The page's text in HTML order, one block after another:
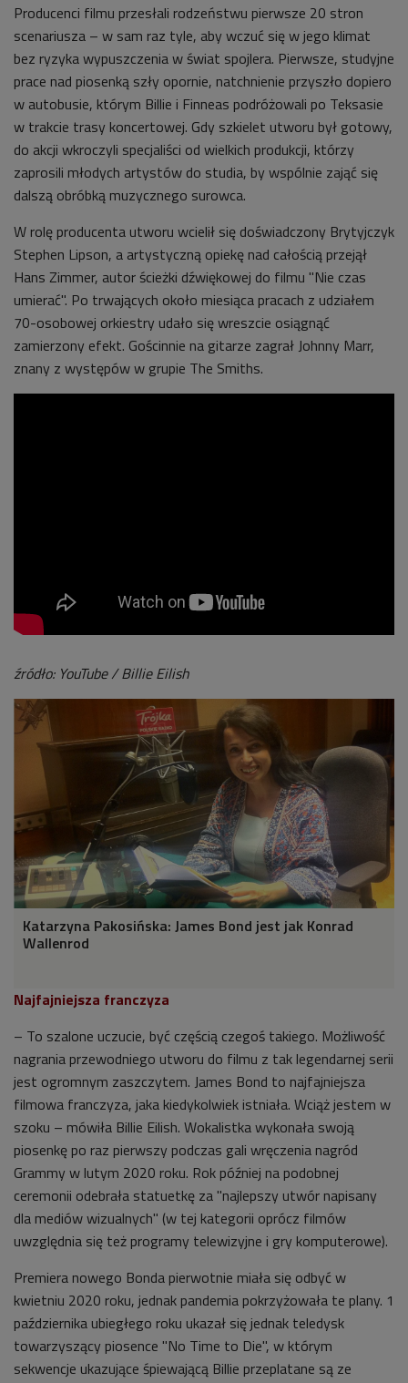
Producenci filmu przesłali rodzeństwu pierwsze 20 stron
scenariusza – w sam raz tyle, aby wczuć się w jego klimat
bez ryzyka wypuszczenia w świat spojlera. Pierwsze, studyjne
prace nad piosenką szły opornie, natchnienie przyszło dopiero
w autobusie, którym Billie i Finneas podróżowali po Teksasie
w trakcie trasy koncertowej. Gdy szkielet utworu był gotowy,
do akcji wkroczyli specjaliści od wielkich produkcji, którzy
zaprosili młodych artystów do studia, by wspólnie zająć się
dalszą obróbką muzycznego surowca.
W rolę producenta utworu wcielił się doświadczony Brytyjczyk
Stephen Lipson, a artystyczną opiekę nad całością przejął
Hans Zimmer, autor ścieżki dźwiękowej do filmu "Nie czas
umierać". Po trwających około miesiąca pracach z udziałem
70-osobowej orkiestry udało się wreszcie osiągnąć
zamierzony efekt. Gościnnie na gitarze zagrał Johnny Marr,
znany z występów w grupie The Smiths.
źródło: YouTube / Billie Eilish
Katarzyna Pakosińska: James Bond jest jak Konrad
Wallenrod
Najfajniejsza franczyza
– To szalone uczucie, być częścią czegoś takiego. Możliwość
nagrania przewodniego utworu do filmu z tak legendarnej serii
jest ogromnym zaszczytem. James Bond to najfajniejsza
filmowa franczyza, jaka kiedykolwiek istniała. Wciąż jestem w
szoku – mówiła Billie Eilish. Wokalistka wykonała swoją
piosenkę po raz pierwszy podczas gali wręczenia nagród
Grammy w lutym 2020 roku. Rok później na podobnej
ceremonii odebrała statuetkę za "najlepszy utwór napisany
dla mediów wizualnych" (w tej kategorii oprócz filmów
uwzględnia się też programy telewizyjne i gry komputerowe).
Premiera nowego Bonda pierwotnie miała się odbyć w
kwietniu 2020 roku, jednak pandemia pokrzyżowała te plany. 1
października ubiegłego roku ukazał się jednak teledysk
towarzyszący piosence "No Time to Die", w którym
sekwencje ukazujące śpiewającą Billie przeplatane są ze